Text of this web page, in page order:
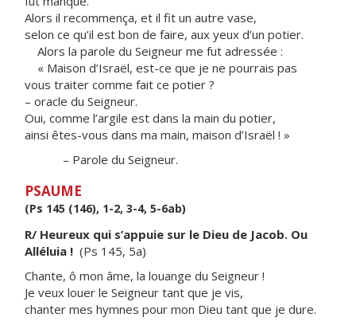
Alors il recommença, et il fit un autre vase,
selon ce qu’il est bon de faire, aux yeux d’un potier.
Alors la parole du Seigneur me fut adressée :
« Maison d’Israël, est-ce que je ne pourrais pas
vous traiter comme fait ce potier ?
– oracle du Seigneur.
Oui, comme l’argile est dans la main du potier,
ainsi êtes-vous dans ma main, maison d’Israël ! »
– Parole du Seigneur.
PSAUME
(Ps 145 (146), 1-2, 3-4, 5-6ab)
R/ Heureux qui s’appuie sur le Dieu de Jacob. Ou
Alléluia ! (Ps 145, 5a)
Chante, ô mon âme, la louange du Seigneur !
Je veux louer le Seigneur tant que je vis,
chanter mes hymnes pour mon Dieu tant que je dure.